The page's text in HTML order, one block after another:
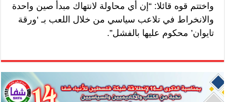
واختتم قوه قائلا: “إن أي محاولة لانتهاك مبدأ صين واحدة
والانخراط في تلاعب سياسي من خلال اللعب بـ ‘ورقة
تايوان’ محكوم عليها بالفشل”.